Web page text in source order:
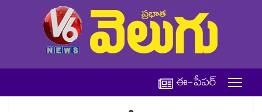
ఈ-పేపర్